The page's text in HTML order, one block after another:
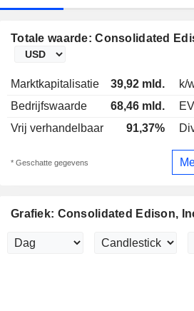
Totale waarde: Consolidated
Marktkapitalisatie 39,92 mld.
k/
Bedrijfswaarde
68,46 mld.
Vrij verhandelbaar
91,37%
* Geschatte gegevens
Grafiek: Consolidated Edison,